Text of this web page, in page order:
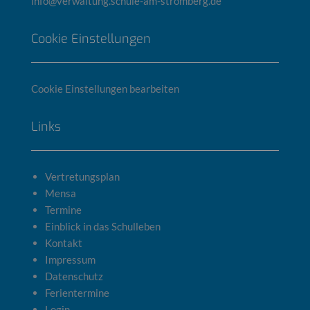
Cookie Einstellungen
Cookie Einstellungen bearbeiten
Links
Vertretungsplan
Mensa
Termine
Einblick in das Schulleben
Kontakt
Impressum
Datenschutz
Ferientermine